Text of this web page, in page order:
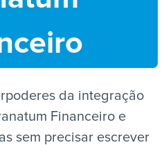
PT
da integração
Financeiro e
sem precisar escrever